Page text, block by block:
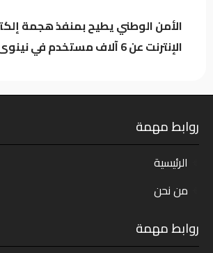
الأمن الوطني يطيح بمنفذ هجمة
الإنترنت عن 6 آلاف مستخدم في نينوى
روابط مهمة
الرئيسية
من نحن
روابط مهمة